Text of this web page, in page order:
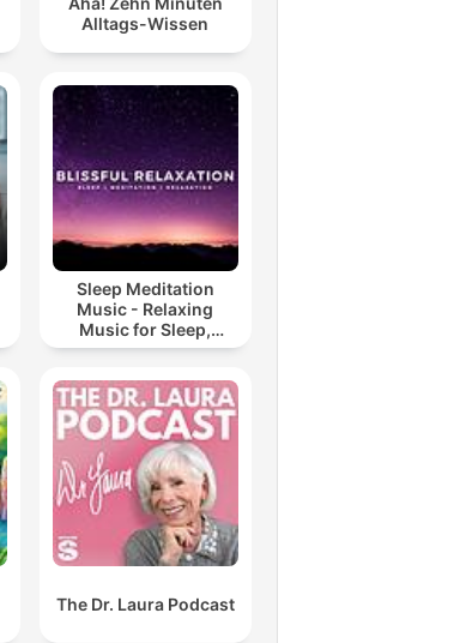
Alltags-Wissen
Sleep Meditation
Music - Relaxing
Music for Sleep,
Meditation &
The Dr. Laura Podcast